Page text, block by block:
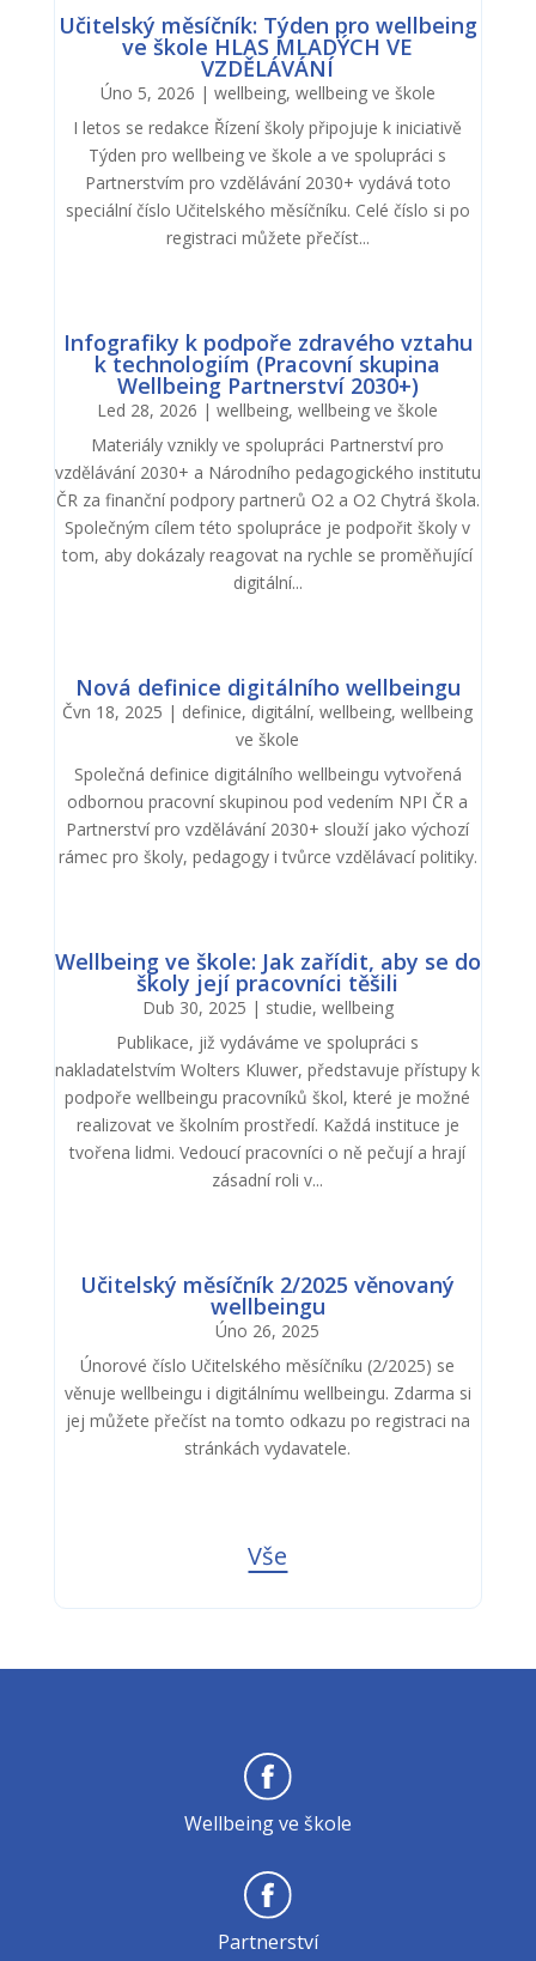
Učitelský měsíčník: Týden pro wellbeing
ve škole HLAS MLADÝCH VE
VZDĚLÁVÁNÍ
Úno 5, 2026 | wellbeing, wellbeing ve škole
I letos se redakce Řízení školy připojuje k iniciativě
Týden pro wellbeing ve škole a ve spolupráci s
Partnerstvím pro vzdělávání 2030+ vydává toto
speciální číslo Učitelského měsíčníku. Celé číslo si po
registraci můžete přečíst...
Infografiky k podpoře zdravého vztahu
k technologiím (Pracovní skupina
Wellbeing Partnerství 2030+)
Led 28, 2026 |wellbeing,wellbeing ve škole
Materiály vznikly ve spolupráci Partnerství pro
vzdělávání 2030+ a Národního pedagogického institutu
ČR za finanční podpory partnerů O2 a O2 Chytrá škola.
Společným cílem této spolupráce je podpořit školy v
tom, aby dokázaly reagovat na rychle se proměňující
digitální...
Nová definice digitálního wellbeingu
Čvn 18, 2025 | definice, digitální,wellbeing,wellbeing
ve škole
Společná definice digitálního wellbeingu vytvořená
odbornou pracovní skupinou pod vedením NPI ČR a
Partnerství pro vzdělávání 2030+ slouží jako výchozí
rámec pro školy, pedagogy i tvůrce vzdělávací politiky.
Wellbeing ve škole: Jak zařídit, aby se do
školy její pracovníci těšili
Dub 30, 2025 | studie, wellbeing
Publikace, již vydáváme ve spolupráci s
nakladatelstvím Wolters Kluwer, představuje přístupy k
podpoře wellbeingu pracovníků škol, kte­ré je možné
realizovat ve školním prostředí. Každá instituce je
tvořena lidmi. Vedoucí pracovníci o ně pečují a hrají
zásadní roli v...
Učitelský měsíčník 2/2025 věnovaný
wellbeingu
Úno 26, 2025
Únorové číslo Učitelského měsíčníku (2/2025) se
věnuje wellbeingu i digitálnímu wellbeingu. Zdarma si
jej můžete přečíst na tomto odkazu po registraci na
stránkách vydavatele.
Vše
Wellbeing ve škole
Partnerství